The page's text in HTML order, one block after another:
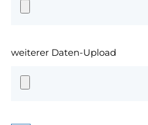
weiterer Daten-Upload